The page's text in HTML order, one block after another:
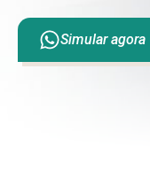
Simular agora